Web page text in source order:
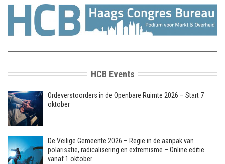
HCB Events
Ordeverstoorders in de Openbare Ruimte 2026 – Start 7
oktober
De Veilige Gemeente 2026 – Regie in de aanpak van
polarisatie, radicalisering en extremisme – Online editie
vanaf 1 oktober